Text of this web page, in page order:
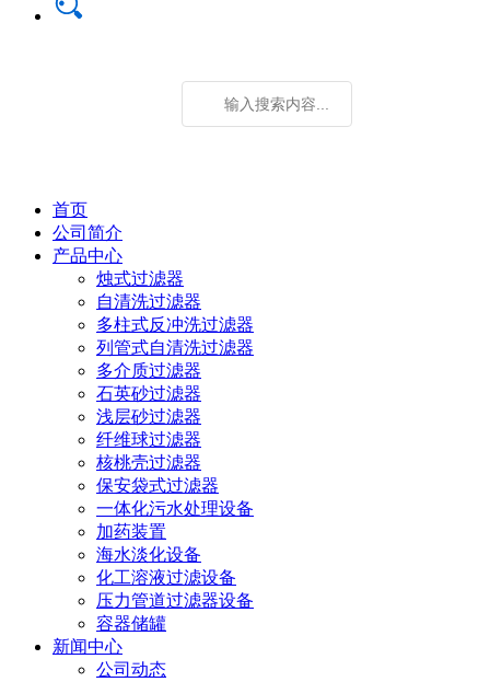
首页
公司简介
产品中心
烛式过滤器
自清洗过滤器
多柱式反冲洗过滤器
列管式自清洗过滤器
多介质过滤器
石英砂过滤器
浅层砂过滤器
纤维球过滤器
核桃壳过滤器
保安袋式过滤器
一体化污水处理设备
加药装置
海水淡化设备
化工溶液过滤设备
压力管道过滤器设备
容器储罐
新闻中心
公司动态